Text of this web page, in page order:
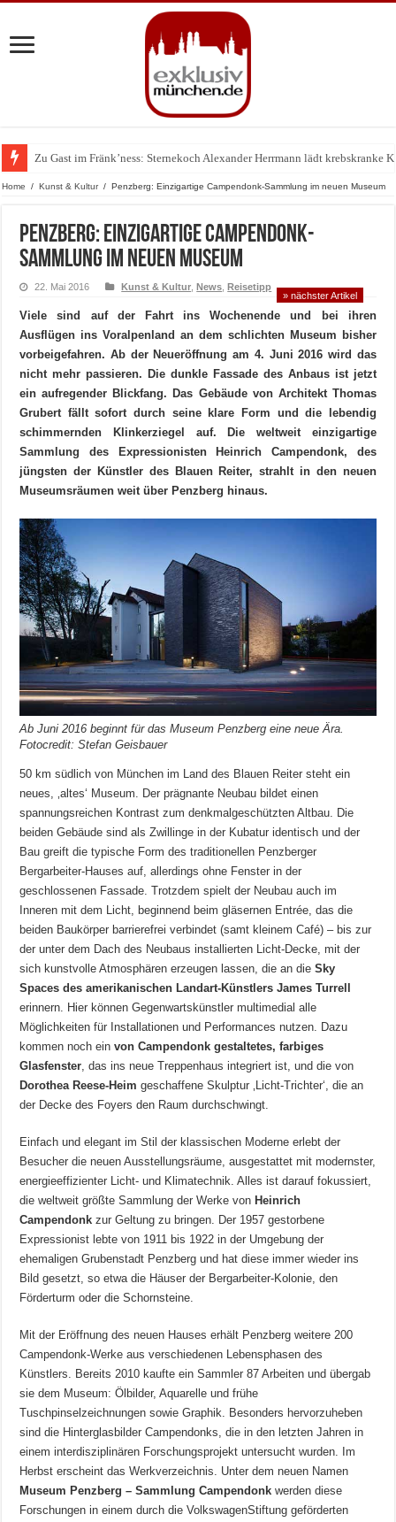
Zu Gast im Fränk’ness: Sternekoch Alexander Herrmann lädt krebskranke
Warum München gerade zum Treffpunkt der Lingerie-Branche wurde
Home / Kunst & Kultur / Penzberg: Einzigartige Campendonk-Sammlung im neuen Museum
Penzberg: Einzigartige Campendonk-
Sammlung im neuen Museum
22. Mai 2016 Kunst & Kultur ,News ,Reisetipp
» nächster Artikel
Viele sind auf der Fahrt ins Wochenende und bei ihren
Ausflügen ins Voralpenland an dem schlichten Museum bisher
vorbeigefahren. Ab der Neueröffnung am 4. Juni 2016 wird das
nicht mehr passieren. Die dunkle Fassade des Anbaus ist jetzt
ein aufregender Blickfang. Das Gebäude von Architekt Thomas
Grubert fällt sofort durch seine klare Form und die lebendig
schimmernden Klinkerziegel auf. Die weltweit einzigartige
Sammlung des Expressionisten Heinrich Campendonk, des
jüngsten der Künstler des Blauen Reiter, strahlt in den neuen
Museumsräumen weit über Penzberg hinaus.
Ab Juni 2016 beginnt für das Museum Penzberg eine neue Ära.
Fotocredit: Stefan Geisbauer
50 km südlich von München im Land des Blauen Reiter steht ein
neues, ‚altes‘ Museum. Der prägnante Neubau bildet einen
spannungsreichen Kontrast zum denkmalgeschützten Altbau. Die
beiden Gebäude sind als Zwillinge in der Kubatur identisch und der
Bau greift die typische Form des traditionellen Penzberger
Bergarbeiter-Hauses auf, allerdings ohne Fenster in der
geschlossenen Fassade. Trotzdem spielt der Neubau auch im
Inneren mit dem Licht, beginnend beim gläsernen Entrée, das die
beiden Baukörper barrierefrei verbindet (samt kleinem Café) – bis zur
der unter dem Dach des Neubaus installierten Licht-Decke, mit der
sich kunstvolle Atmosphären erzeugen lassen, die an dieSky
Spaces des amerikanischen Landart-Künstlers James Turrell
erinnern. Hier können Gegenwartskünstler multimedial alle
Möglichkeiten für Installationen und Performances nutzen. Dazu
kommen noch einvon Campendonk gestaltetes, farbiges
Glasfenster, das ins neue Treppenhaus integriert ist, und die von
Dorothea Reese-Heim geschaffene Skulptur ‚Licht-Trichter‘, die an
der Decke des Foyers den Raum durchschwingt.
Einfach und elegant im Stil der klassischen Moderne erlebt der
Besucher die neuen Ausstellungsräume, ausgestattet mit modernster,
energieeffizienter Licht- und Klimatechnik. Alles ist darauf fokussiert,
die weltweit größte Sammlung der Werke von Heinrich
Campendonk zur Geltung zu bringen. Der 1957 gestorbene
Expressionist lebte von 1911 bis 1922 in der Umgebung der
ehemaligen Grubenstadt Penzberg und hat diese immer wieder ins
Bild gesetzt, so etwa die Häuser der Bergarbeiter-Kolonie, den
Förderturm oder die Schornsteine.
Mit der Eröffnung des neuen Hauses erhält Penzberg weitere 200
Campendonk-Werke aus verschiedenen Lebensphasen des
Künstlers. Bereits 2010 kaufte ein Sammler 87 Arbeiten und übergab
sie dem Museum: Ölbilder, Aquarelle und frühe
Tuschpinselzeichnungen sowie Graphik. Besonders hervorzuheben
sind die Hinterglasbilder Campendonks, die in den letzten Jahren in
einem interdisziplinären Forschungsprojekt untersucht wurden. Im
Herbst erscheint das Werkverzeichnis. Unter dem neuen Namen
Museum Penzberg – Sammlung Campendonk werden diese
Forschungen in einem durch die VolkswagenStiftung geförderten